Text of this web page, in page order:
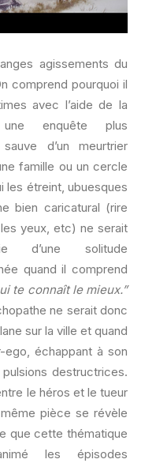
agissements du
comprend pourquoi il
avec l’aide de la
enquête plus
d’un meurtrier
famille ou un cercle
les étreint, ubuesques
bien caricatural (rire
yeux, etc) ne serait
d’une solitude
quand il comprend
te connaît le mieux.”
ne serait donc
sur la ville et quand
échappant à son
destructrices.
le héros et le tueur
pièce se révèle
que cette thématique
les épisodes